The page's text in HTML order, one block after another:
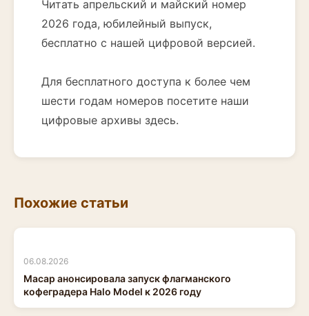
Читать апрельский и майский номер
2026 года, юбилейный выпуск,
бесплатно с нашей цифровой версией.
Для бесплатного доступа к более чем
шести годам номеров посетите наши
цифровые архивы здесь.
Похожие статьи
06.08.2026
Macap анонсировала запуск флагманского
кофеградера Halo Model к 2026 году